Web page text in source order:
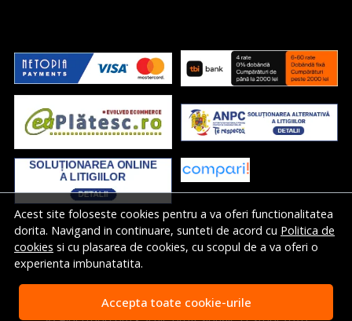
Acest site foloseste cookies pentru a va oferi functionalitatea
dorita. Navigand in continuare, sunteti de acord cu Politica de
cookies si cu plasarea de cookies, cu scopul de a va oferi o
experienta imbunatatita.
Accepta toate cookie-urile